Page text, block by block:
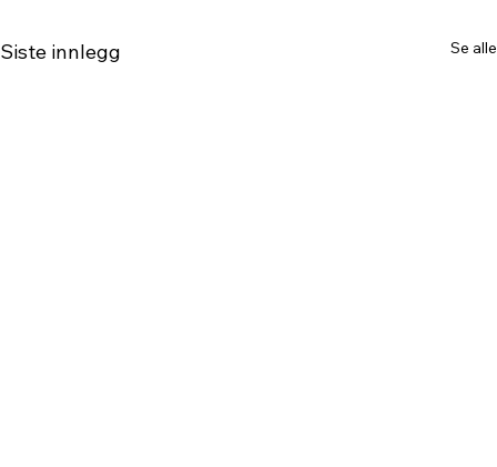
Siste innlegg Se alle